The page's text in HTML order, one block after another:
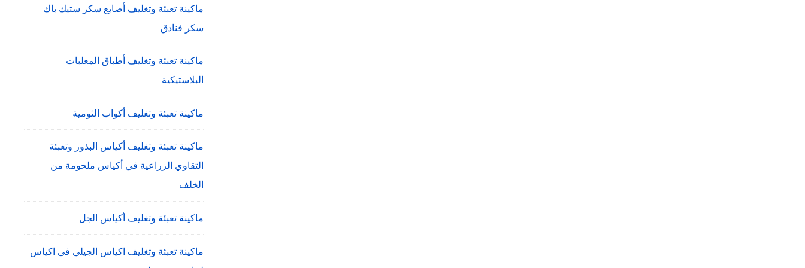
ماكينة تعبئة وتغليف أصابع سكر ستيك باك
سكر فنادق
ماكينة تعبئة وتغليف أطباق المعلبات
البلاستيكية
ماكينة تعبئة وتغليف أكواب الثومية
ماكينة تعبئة وتغليف أكياس البذور وتعبئة
التقاوي الزراعية في أكياس ملحومة من
الخلف
ماكينة تعبئة وتغليف أكياس الجل
ماكينة تعبئة وتغليف اكياس الجيلي فى اكياس